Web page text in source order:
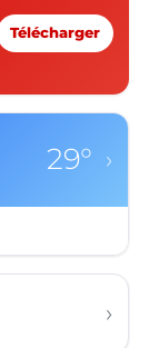
Télécharger
29° ›
›